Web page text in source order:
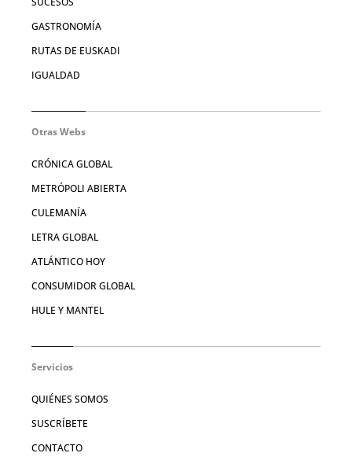
GASTRONOMÍA
RUTAS DE EUSKADI
IGUALDAD
Otras Webs
CRÓNICA GLOBAL
METRÓPOLI ABIERTA
CULEMANÍA
LETRA GLOBAL
ATLÁNTICO HOY
CONSUMIDOR GLOBAL
HULE Y MANTEL
Servicios
QUIÉNES SOMOS
SUSCRÍBETE
CONTACTO